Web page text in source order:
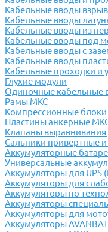
Кабельные вводы
Кабельные вводы
Кабельные вводы из
Кабельные вводы под
Кабельные вводы с
Кабельные вводы
Кабельные проходки и
Глухие модули
Одиночные кабельные
Рамы МКС
Компрессионные
Пластины анкерные
Клапаны выравнивания
Сальники привертные
Аккумуляторные
Универсальные
Аккумуляторы для UPS
Аккумуляторы для
Аккумуляторы по
Аккумуляторы
Аккумуляторы для
Аккумуляторы